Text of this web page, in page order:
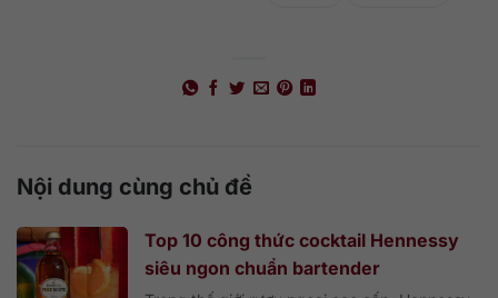
Nội dung cùng chủ đề
Top 10 công thức cocktail Hennessy
siêu ngon chuẩn bartender